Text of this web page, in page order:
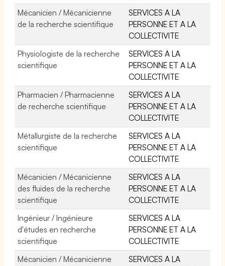
Mécanicien / Mécanicienne
de la recherche scientifique
SERVICES A LA
PERSONNE ET A LA
COLLECTIVITE
Physiologiste de la recherche
scientifique
SERVICES A LA
PERSONNE ET A LA
COLLECTIVITE
Pharmacien / Pharmacienne
de recherche scientifique
SERVICES A LA
PERSONNE ET A LA
COLLECTIVITE
Métallurgiste de la recherche
scientifique
SERVICES A LA
PERSONNE ET A LA
COLLECTIVITE
Mécanicien / Mécanicienne
des fluides de la recherche
scientifique
SERVICES A LA
PERSONNE ET A LA
COLLECTIVITE
Ingénieur / Ingénieure
d'études en recherche
scientifique
SERVICES A LA
PERSONNE ET A LA
COLLECTIVITE
Mécanicien / Mécanicienne
SERVICES A LA